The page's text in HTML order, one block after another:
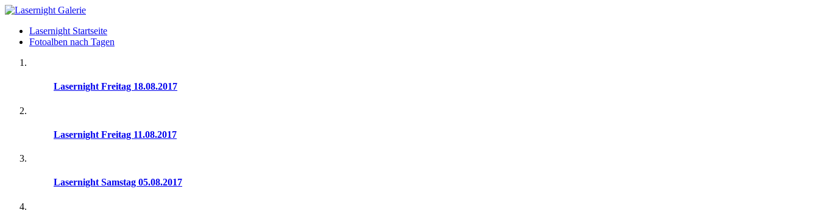
Lasernight Startseite
Fotoalben nach Tagen
Lasernight Freitag 18.08.2017
Lasernight Freitag 11.08.2017
Lasernight Samstag 05.08.2017